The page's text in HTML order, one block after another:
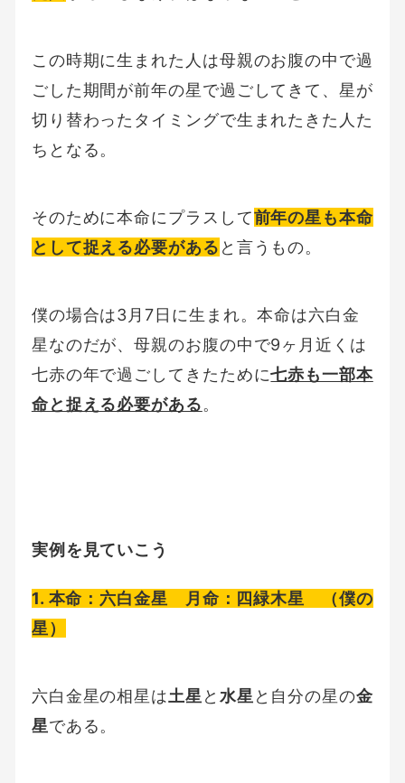
この時期に生まれた人は母親のお腹の中で過
ごした期間が前年の星で過ごしてきて、星が
切り替わったタイミングで生まれたきた人た
ちとなる。
そのために本命にプラスして前年の星も本命
として捉える必要がある と言うもの。
僕の場合は3月7日に生まれ。本命は六白金
星なのだが、母親のお腹の中で9ヶ月近くは
七赤の年で過ごしてきたために七赤も一部本
命と捉える必要がある。
実例を見ていこう
1. 本命：六白金星 月命：四緑木星 （僕の
星）
六白金星の相星は土星 と 水星 と自分の星の金
星である。